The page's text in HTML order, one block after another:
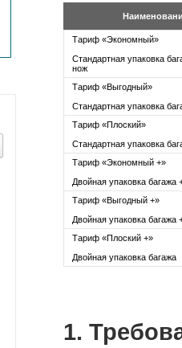
Тариф «Экономный»
Стандартная упаковка
нож
Тариф «Выгодный»
Стандартная упаковка
Тариф «Плоский»
Стандартная упаковка
Тариф «Экономный +»
Двойная упаковка багажа
Тариф «Выгодный +»
Двойная упаковка багажа
Тариф «Плоский +»
Двойная упаковка багажа
1.